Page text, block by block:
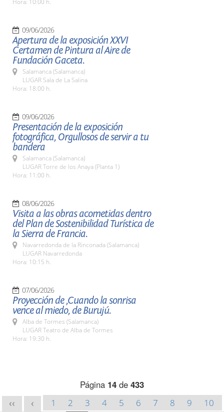
Hora: 10:00 h.
09/06/2026
Apertura de la exposición XXVI
Certamen de Pintura al Aire de
Fundación Gaceta.
Salamanca (Salamanca)
LUGAR Sala de La Salina
Hora: 18:00 h.
09/06/2026
Presentación de la exposición
fotográfica, Orgullosos de servir a tu
bandera
Salamanca (Salamanca)
LUGAR Torre de los Anaya (Planta 1)
Hora: 11:00 h.
08/06/2026
Visita a las obras acometidas dentro
del Plan de Sostenibilidad Turística de
la Sierra de Francia.
Navarredonda de la Rinconada (Salamanca)
LUGAR Navarredonda
Hora: 10:15 h.
07/06/2026
Proyección de ,Cuando la sonrisa
vence al miedo, de Burujú.
Alba de Tormes (Salamanca)
LUGAR Teatro de Alba de Tormes
Hora: 19:30 h.
Página 14 de 433
<< < 1 2 3 4 5 6 7 8 9
10